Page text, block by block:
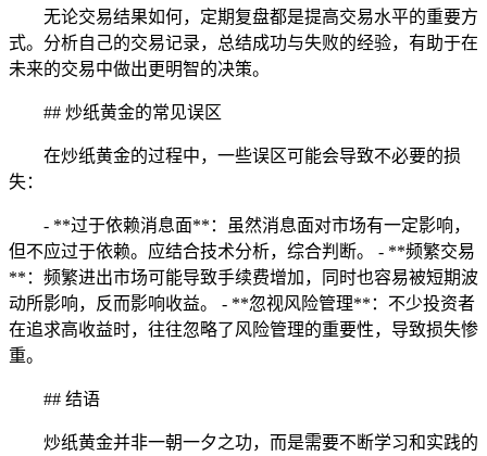
无论交易结果如何，定期复盘都是提高交易水平的重要方
式。分析自己的交易记录，总结成功与失败的经验，有助于在
未来的交易中做出更明智的决策。
## 炒纸黄金的常见误区
在炒纸黄金的过程中，一些误区可能会导致不必要的损
失：
- **过于依赖消息面**：虽然消息面对市场有一定影响，
但不应过于依赖。应结合技术分析，综合判断。 - **频繁交易
**：频繁进出市场可能导致手续费增加，同时也容易被短期波
动所影响，反而影响收益。 - **忽视风险管理**：不少投资者
在追求高收益时，往往忽略了风险管理的重要性，导致损失惨
重。
## 结语
炒纸黄金并非一朝一夕之功，而是需要不断学习和实践的